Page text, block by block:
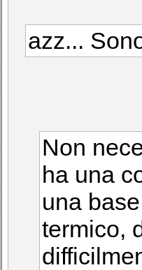
azz...
Non
ha una
una
termico,